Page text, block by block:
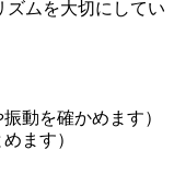
ズムを大切にしてい
動を確かめます）
ます）